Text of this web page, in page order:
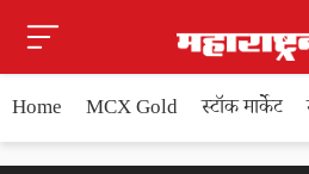
Home MCX Gold स्टॉक मार्केट